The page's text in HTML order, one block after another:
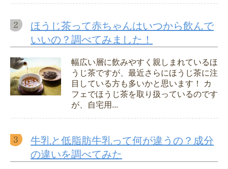
ほうじ茶って赤ちゃんはいつから飲んで
いいの？調べてみました！
幅広い層に飲みやすく親しまれているほ
うじ茶ですが、最近さらにほうじ茶に注
目している方も多いかと思います！ カ
フェでほうじ茶を取り扱っているのです
が、自宅用...
牛乳と低脂肪牛乳って何が違うの？成分
の違いを調べてみた